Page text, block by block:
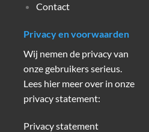
Contact
Privacy en voorwaarden
Wij nemen de privacy van
onze gebruikers serieus.
Lees hier meer over in onze
privacy statement:
Privacy statement